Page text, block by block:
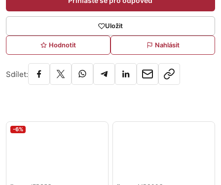
Uložit
Hodnotit Nahlásit
Sdílet:
-6%